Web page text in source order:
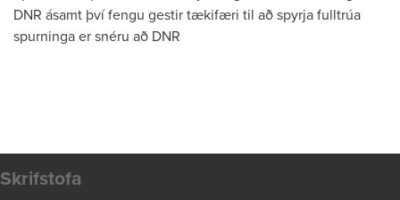
DNR ásamt því fengu gestir tækifæri til að spyrja fulltrúa
spurninga er snéru að DNR
Skrifstofa